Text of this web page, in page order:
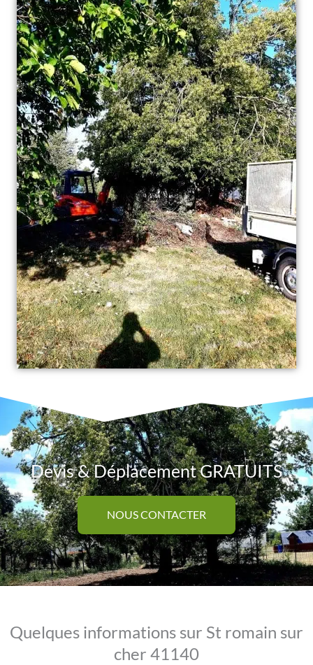
Devis & Déplacement GRATUITS
NOUS CONTACTER
Quelques informations sur St romain sur
cher 41140